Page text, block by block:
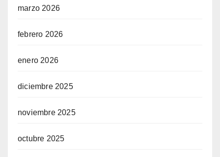
marzo 2026
febrero 2026
enero 2026
diciembre 2025
noviembre 2025
octubre 2025